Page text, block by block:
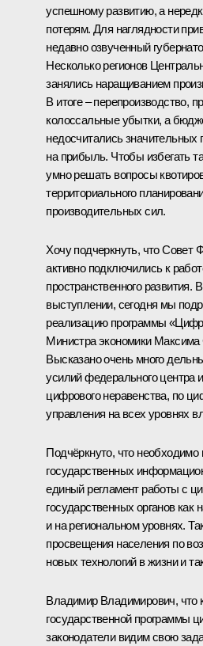
успешному развитию, а
потерям. Для наглядности
недавно озвученный
Несколько регионов
занялись наращиванием
В итоге – перепроизводство,
колоссальные убытки, а
недосчитались значительных
на прибыль. Чтобы избегать
умно решать вопросы
территориального
производительных сил.
Хочу подчеркнуть, что Совет
активно подключились к
пространственного
выступлении, сегодня мы
реализацию программы
Министра экономики
Высказано очень много
усилий федерального центра
цифрового неравенства, по
управления на всех уровнях
Подчёркнуто, что необходимо
государственных
единый регламент работы с
государственных органов как
и на региональном уровнях.
просвещения населения по
новых технологий в жизни и
Владимир Владимирович, что
государственной программы
законодатели видим свою